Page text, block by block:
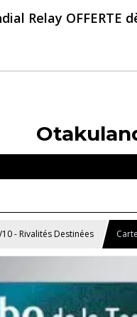
Relay OFFERTE
- Rivalités Destinées